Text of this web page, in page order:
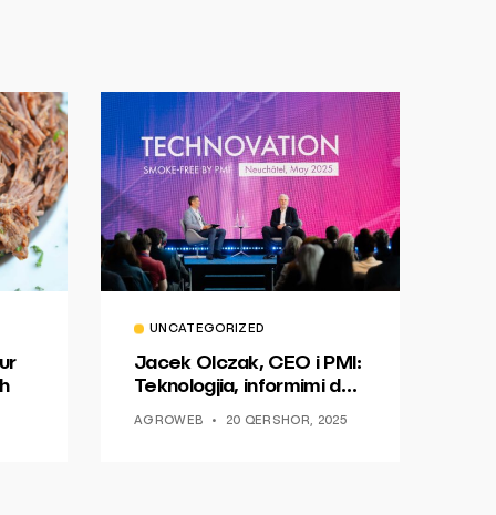
UNCATEGORIZED
Jacek Olczak, CEO i PMI:
Teknologjia, informimi dhe
AGROWEB 20 QERSHOR, 2025